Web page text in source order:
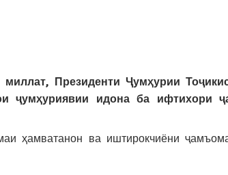
Президенти Ҷумҳурии
ҷумҳуриявии идона ба ифтихори
ҳамватанон ва иштирокчиёни